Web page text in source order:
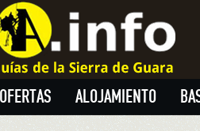
OFERTAS ALOJAMIENTO